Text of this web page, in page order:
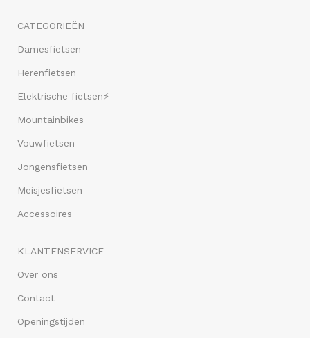
CATEGORIEËN
Damesfietsen
Herenfietsen
Elektrische fietsen⚡
Mountainbikes
Vouwfietsen
Jongensfietsen
Meisjesfietsen
Accessoires
KLANTENSERVICE
Over ons
Contact
Openingstijden